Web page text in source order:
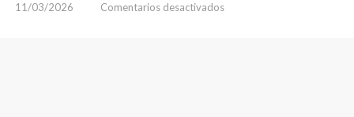
11/03/2026 Comentarios desactivados